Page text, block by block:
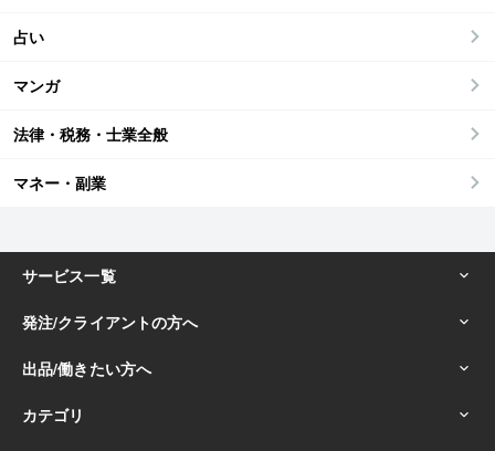
占い
マンガ
法律・税務・士業全般
マネー・副業